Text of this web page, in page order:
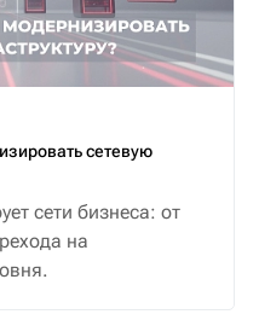
сетевую
сети бизнеса: от
на